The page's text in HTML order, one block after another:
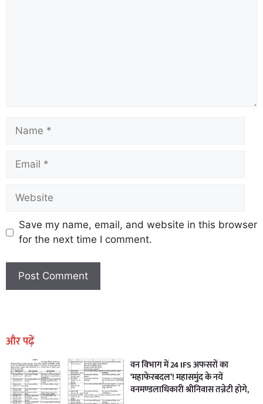
Save my name, email, and website in this browser
for the next time I comment.
और पढ़ें
वन विभाग में 24 IFS अफसरों का
‘महाफेरबदल’! महासमुंद के नयें
वनमण्डलाधिकारी श्रीनिवास तन्नेटी होगे,